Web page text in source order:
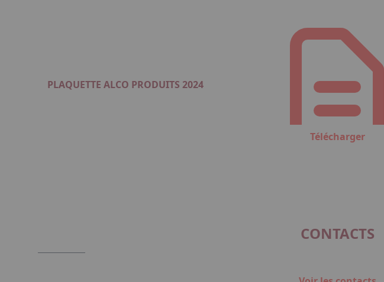
PLAQUETTE ALCO PRODUITS 2024
Télécharger
CONTACTS